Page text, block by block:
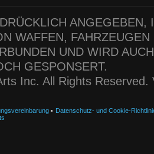
WAFFEN,
UND WIRD
GESPONSERT.
Inc. All Rights
Datenschutz- und Cookie-